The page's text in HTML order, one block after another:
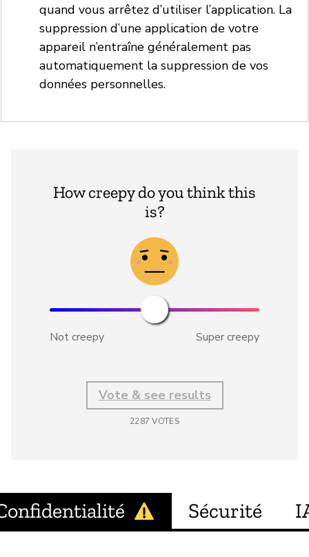
quand vous arrêtez d’utiliser l’application. La
suppression d’une application de votre
appareil n’entraîne généralement pas
automatiquement la suppression de vos
données personnelles.
How creepy do you think this
is?
Not creepy Super creepy
Vote & see results
2287 VOTES
Sécurité